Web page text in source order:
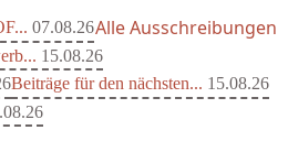
07.08.26
15.08.26
Beiträge für den nächsten... 15.08.26
Alle Ausschreibungen